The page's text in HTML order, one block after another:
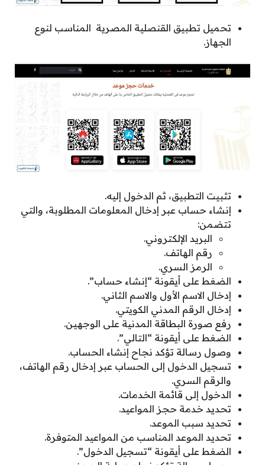
تحميل تطبيق القنصلية المصرية المناسب لنوع
الجهاز.
تثبيت التطبيق، ثم الدخول إليه.
إنشاء حساب عبر إدخال المعلومات المطلوبة، والتي
تتضمن:
البريد الإلكتروني.
رقم الهاتف.
الرمز السري.
الضغط على أيقونة “إنشاء حساب”.
إدخال الاسم الأول والاسم الثاني.
إدخال الرقم المدني الكويتي.
رفع صورة البطاقة المدنية على الوجهين.
الضغط على أيقونة “التالي”.
وصول رسالة تؤكد نجاح إنشاء الحساب.
تسجيل الدخول إلى الحساب عبر إدخال رقم الهاتف،
والرقم السري.
الدخول إلى قائمة الخدمات.
تحديد خدمة حجز المواعيد.
تحديد سبب الموعد.
تحديد الموعد المناسب من المواعيد المتوفرة.
الضغط على أيقونة “تسجيل الدخول”.